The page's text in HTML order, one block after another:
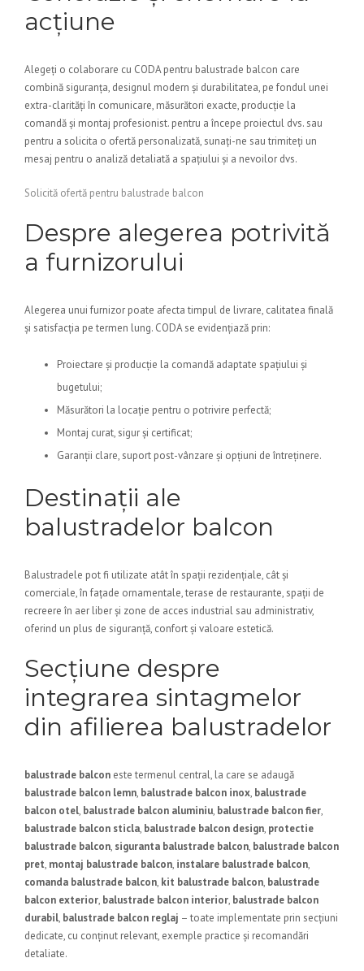
acțiune
Alegeți o colaborare cu CODA pentru balustrade balcon care
combină siguranța, designul modern și durabilitatea, pe fondul unei
extra-clarități în comunicare, măsurători exacte, producție la
comandă și montaj profesionist. pentru a începe proiectul dvs. sau
pentru a solicita o ofertă personalizată, sunați-ne sau trimiteți un
mesaj pentru o analiză detaliată a spațiului și a nevoilor dvs.
Solicită ofertă pentru balustrade balcon
Despre alegerea potrivită
a furnizorului
Alegerea unui furnizor poate afecta timpul de livrare, calitatea finală
și satisfacția pe termen lung. CODA se evidențiază prin:
Proiectare și producție la comandă adaptate spațiului și
bugetului;
Măsurători la locație pentru o potrivire perfectă;
Montaj curat, sigur și certificat;
Garanții clare, suport post-vânzare și opțiuni de întreținere.
Destinații ale
balustradelor balcon
Balustradele pot fi utilizate atât în spații rezidențiale, cât și
comerciale, în fațade ornamentale, terase de restaurante, spații de
recreere în aer liber și zone de acces industrial sau administrativ,
oferind un plus de siguranță, confort și valoare estetică.
Secțiune despre
integrarea sintagmelor
din afilierea balustradelor
balustrade balcon este termenul central, la care se adaugă
balustrade balcon lemn, balustrade balcon inox, balustrade
balcon otel, balustrade balcon aluminiu, balustrade balcon fier,
balustrade balcon sticla, balustrade balcon design, protectie
balustrade balcon, siguranta balustrade balcon, balustrade balcon
pret, montaj balustrade balcon, instalare balustrade balcon,
comanda balustrade balcon, kit balustrade balcon, balustrade
balcon exterior, balustrade balcon interior, balustrade balcon
durabil, balustrade balcon reglaj – toate implementate prin secțiuni
dedicate, cu conținut relevant, exemple practice și recomandări
detaliate.